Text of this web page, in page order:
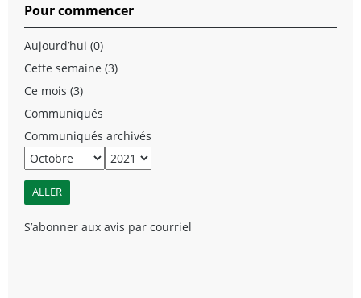
Pour commencer
Aujourd’hui (0)
Cette semaine (3)
Ce mois (3)
Communiqués
Communiqués archivés
S’abonner aux avis par courriel